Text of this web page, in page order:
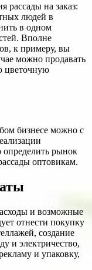
рассады на заказ:
людей в
в одном
Вполне
к примеру, вы
можно продавать
цветочную
бизнесе можно с
рынок
оптовикам.
и возможные
отнести покупку
создание
и электричество,
и упаковку,